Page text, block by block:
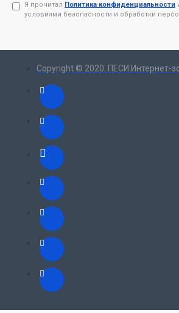
Я прочитал Политика конфиденциальности
условиями безопасности и обработки
Copyright © 2020. ПЕСИ Интернет-